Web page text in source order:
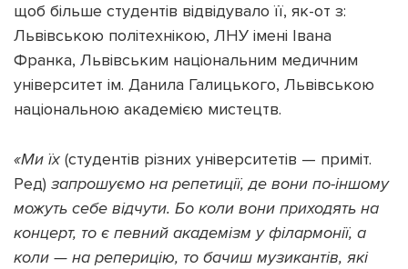
щоб більше студентів відвідувало її, як-от з:
Львівською політехнікою, ЛНУ імені Івана
Франка, Львівським національним медичним
університет ім. Данила Галицького, Львівською
національною академією мистецтв.
«Ми їх (студентів різних університетів — приміт.
Ред) запрошуємо на репетиції, де вони по-іншому
можуть себе відчути. Бо коли вони приходять на
концерт, то є певний академізм у філармонії, а
коли — на реперицію, то бачиш музикантів, які